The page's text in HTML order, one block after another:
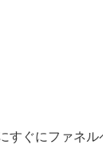
すぐにファネ